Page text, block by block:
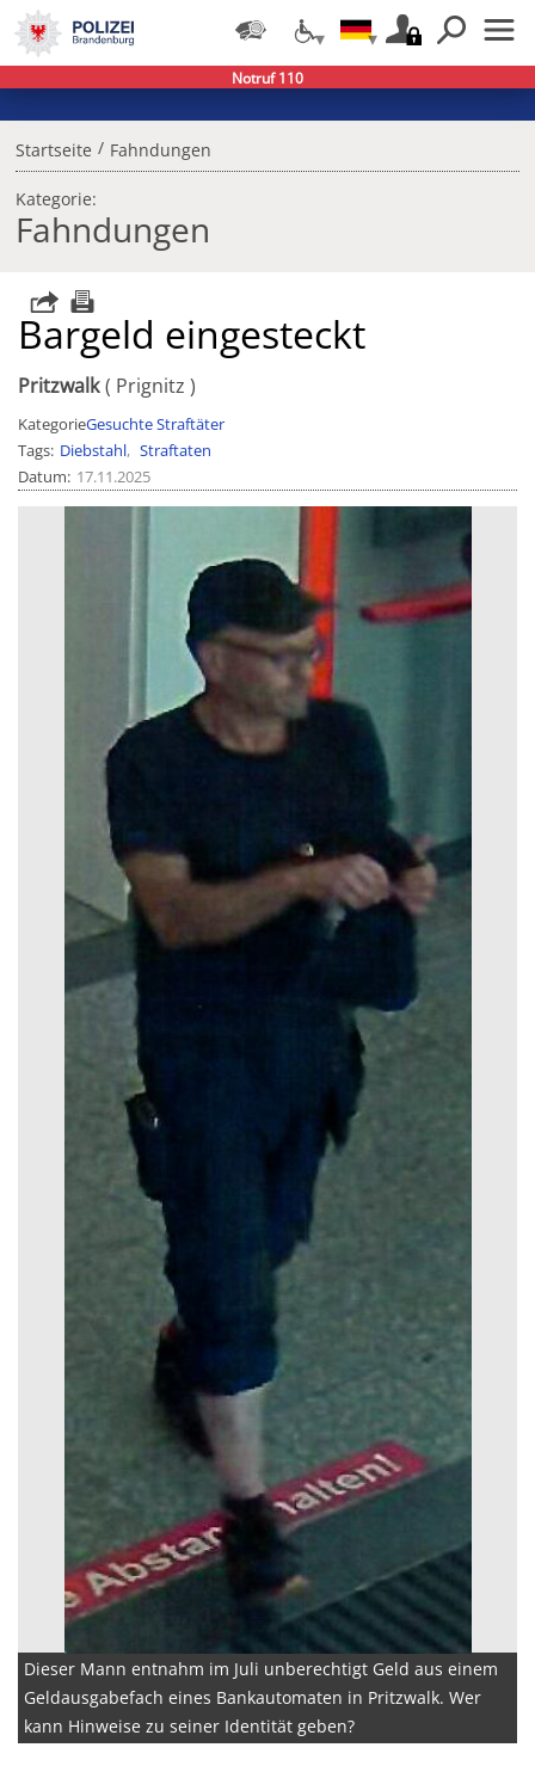
Startseite / Fahndungen
Kategorie:
Fahndungen
Bargeld eingesteckt
Pritzwalk Prignitz
KategorieGesuchte Straftäter
Tags Diebstahl
Straftaten
Datum 17.11.2025
Dieser Mann entnahm im Juli unberechtigt Geld aus einem
Geldausgabefach eines Bankautomaten in Pritzwalk. Wer
kann Hinweise zu seiner Identität geben?
Notruf 110